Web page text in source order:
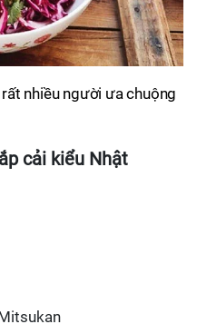
nhiều người ưa chuộng
cải kiểu Nhật